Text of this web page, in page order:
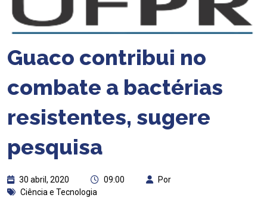
Guaco contribui no
combate a bactérias
resistentes, sugere
pesquisa
30 abril, 2020 09:00
Por
Ciência e Tecnologia